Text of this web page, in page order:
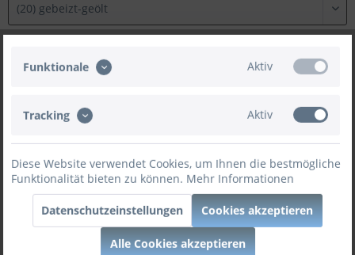
Merken Bewerten
Artikel-Nr:
KM50428-20
Möbel zum besten Preis!
Funktionale Aktiv
Tracking Aktiv
Diese Website verwendet Cookies, um Ihnen die bestmögliche
Funktionalität bieten zu können. Mehr Informationen
Datenschutzeinstellungen Cookies akzeptieren
Alle Cookies akzeptieren